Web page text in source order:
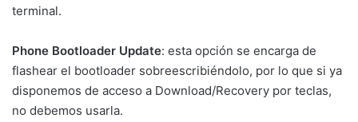
terminal.
Phone Bootloader Update: esta opción se encarga de
flashear el bootloader sobreescribiéndolo, por lo que si ya
disponemos de acceso a Download/Recovery por teclas,
no debemos usarla.